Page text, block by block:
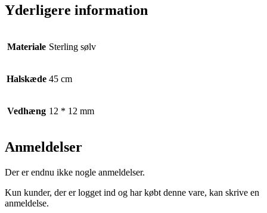
Yderligere information
Materiale Sterling sølv
Halskæde 45 cm
Vedhæng 12 * 12 mm
Anmeldelser
Der er endnu ikke nogle anmeldelser.
Kun kunder, der er logget ind og har købt denne vare, kan skrive en
anmeldelse.